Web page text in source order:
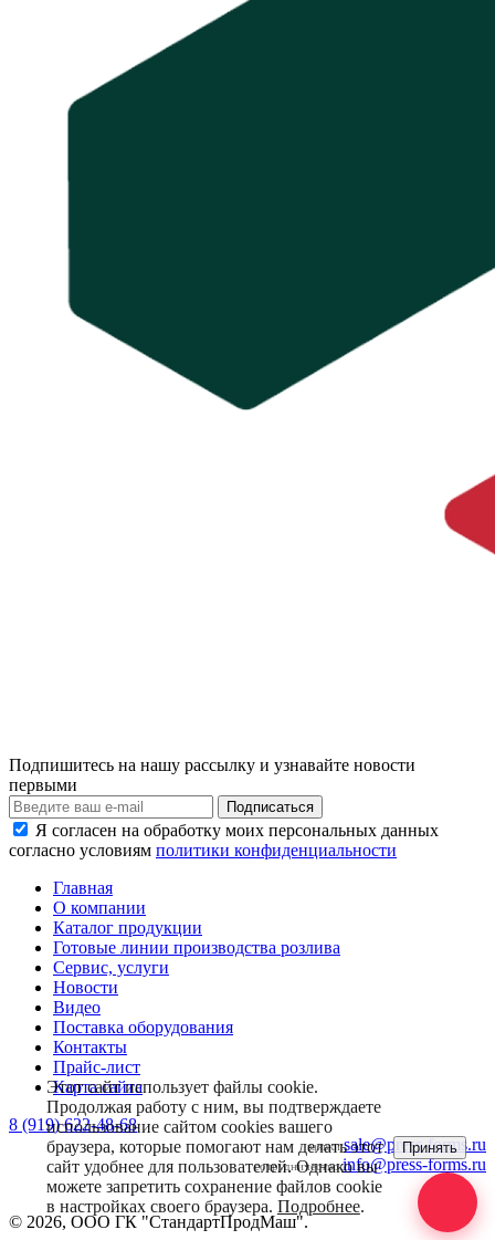
Подпишитесь на нашу рассылку и узнавайте новости
первыми
Я согласен на обработку моих персональных данных
согласно условиям политики конфиденциальности
Главная
О компании
Каталог продукции
Готовые линии производства розлива
Сервис, услуги
Новости
Видео
Поставка оборудования
Контакты
Прайс-лист
Карта сайта
8 (919) 622-48-68
заявки:sale@press-forms.ru
сотрудничество:info@press-forms.ru
© 2026, ООО ГК "СтандартПродМаш".
Этот сайт использует файлы cookie.
Продолжая работу с ним, вы подтверждаете
использование сайтом cookies вашего
браузера, которые помогают нам делать этот
сайт удобнее для пользователей. Однако вы
можете запретить сохранение файлов cookie
в настройках своего браузера. Подробнее.
Принять